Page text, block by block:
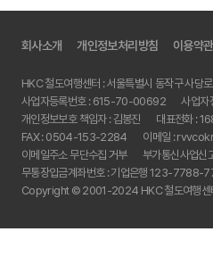
회사소개 개인정보처리방침 이용약관
HKC 철도여행센터 : 서울특별시 동작구 사
사업자등록번호 : 615-70-00692
사업자
개인정보보호 책임자 : 김봉진
대표전화 :
FAX : 0504-153-2284 이메일 :
이메일주소 무단수집 거부
부가통신사업
무통장입금계좌번호 : 기업은행 123-7788-
Copyright © 2001-2024 HKC 철도여행센